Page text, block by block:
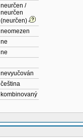
neurčen /
neurčen
(neurčen)
neomezen
ne
ne
nevyučován
čeština
kombinovaný